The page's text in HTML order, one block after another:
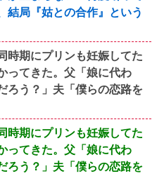
結局『姑との合作』という
時期にプリンも妊娠してた
ってきた。父「娘に代わ
ろう？」夫「僕らの恋路を
時期にプリンも妊娠してた
ってきた。父「娘に代わ
ろう？」夫「僕らの恋路を